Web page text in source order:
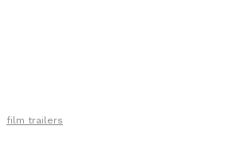
film trailers